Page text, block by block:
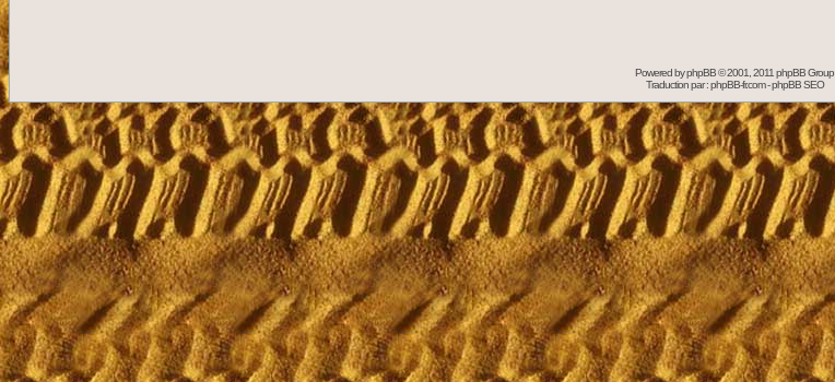
Powered byphpBB© 2001, 2011 phpBB Group
Traduction par :phpBB-fr.com-phpBB SEO